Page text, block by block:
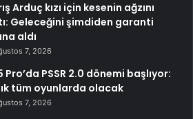
Arduç kızı için kesenin ağzını
Geleceğini şimdiden garanti
aldı
7, 2026
Pro’da PSSR 2.0 dönemi başlıyor:
tüm oyunlarda olacak
7, 2026